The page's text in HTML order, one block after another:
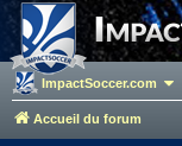
ImpactSoccer.com
Accueil du forum